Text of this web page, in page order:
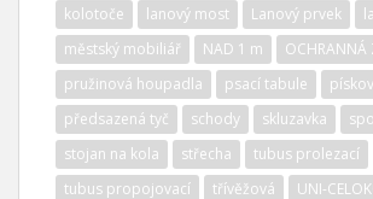
kolotoče
lanový most Lanový prvek
městský mobiliář
NAD 1 m
OCHRANNÁ
pružinová houpadla
psací tabule
předsazená tyč
schody skluzavka
stojan na kola
střecha
tubus prolezací
tubus propojovací
třívěžová
UNI-